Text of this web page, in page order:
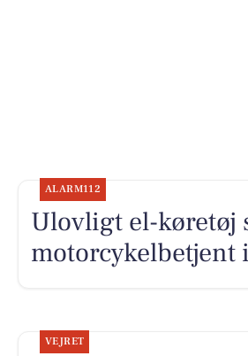
ALARM112
Ulovligt el-køretøj
motorcykelbetjent
VEJRET